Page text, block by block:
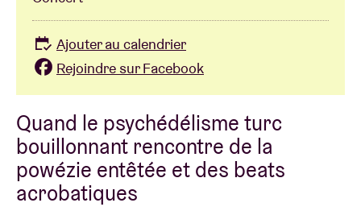
À propos de l'AB
Contact
Quand le psychédélisme turc
bouillonnant rencontre de la
powézie entêtée et des beats
acrobatiques
Ajouter au calendrier
Rejoindre sur Facebook